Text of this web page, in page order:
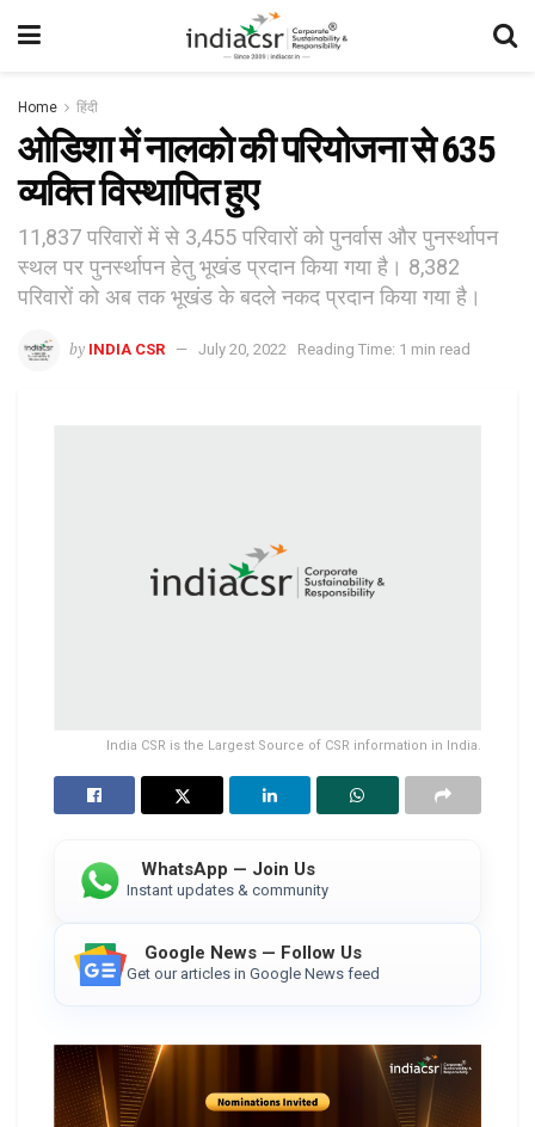
Home हिंदी
ओडिशा में नालको की परियोजना से 635
व्यक्ति विस्थापित हुए
11,837 परिवारों में से 3,455 परिवारों को पुनर्वास और पुनर्स्थापन
स्थल पर पुनर्स्थापन हेतु भूखंड प्रदान किया गया है। 8,382
परिवारों को अब तक भूखंड के बदले नकद प्रदान किया गया है।
by INDIA CSR July 20, 2022 Reading Time: 1 min read
India CSR is the Largest Source of CSR information in India.
WhatsApp — Join Us
Instant updates & community
Google News — Follow Us
Get our articles in Google News feed